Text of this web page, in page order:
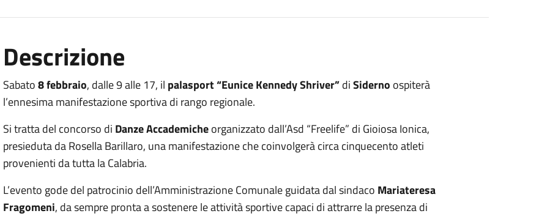
Descrizione
Sabato8 febbraio, dalle 9 alle 17, il palasport “Eunice Kennedy Shriver”diSiderno ospiterà
l’ennesima manifestazione sportiva di rango regionale.
Si tratta del concorso di Danze Accademicheorganizzato dall’Asd “Freelife” di Gioiosa Ionica,
presieduta da Rosella Barillaro, una manifestazione che coinvolgerà circa cinquecento atleti
provenienti da tutta la Calabria.
L’evento gode del patrocinio dell’Amministrazione Comunale guidata dal sindaco Mariateresa
Fragomeni, da sempre pronta a sostenere le attività sportive capaci di attrarre la presenza di